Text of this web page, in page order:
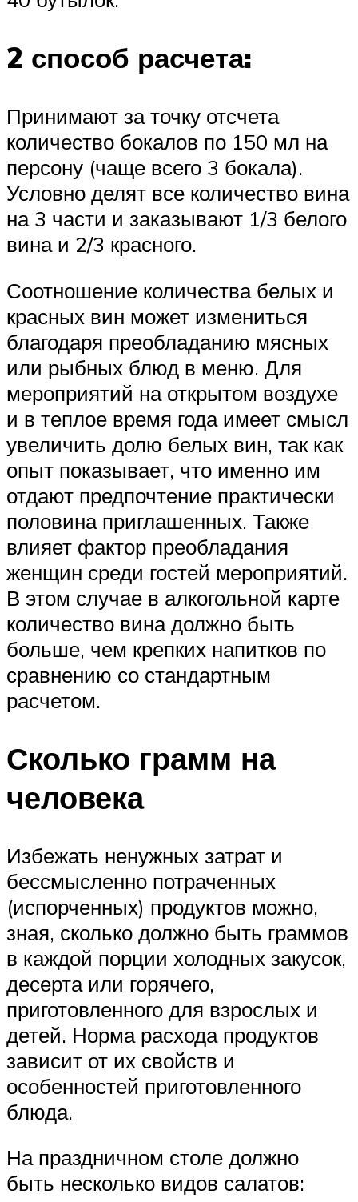
2 способ расчета:
Принимают за точку отсчета
количество бокалов по 150 мл на
персону (чаще всего 3 бокала).
Условно делят все количество вина
на 3 части и заказывают 1/3 белого
вина и 2/3 красного.
Соотношение количества белых и
красных вин может измениться
благодаря преобладанию мясных
или рыбных блюд в меню. Для
мероприятий на открытом воздухе
и в теплое время года имеет смысл
увеличить долю белых вин, так как
опыт показывает, что именно им
отдают предпочтение практически
половина приглашенных. Также
влияет фактор преобладания
женщин среди гостей мероприятий.
В этом случае в алкогольной карте
количество вина должно быть
больше, чем крепких напитков по
сравнению со стандартным
расчетом.
Сколько грамм на
человека
Избежать ненужных затрат и
бессмысленно потраченных
(испорченных) продуктов можно,
зная, сколько должно быть граммов
в каждой порции холодных закусок,
десерта или горячего,
приготовленного для взрослых и
детей. Норма расхода продуктов
зависит от их свойств и
особенностей приготовленного
блюда.
На праздничном столе должно
быть несколько видов салатов: